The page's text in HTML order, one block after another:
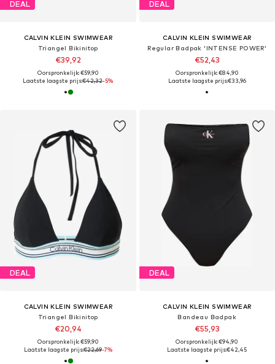
DEAL
CALVIN KLEIN SWIMWEAR
Triangel Bikinitop
€39,92
Oorspronkelijk: €59,90
Laatste laagste prijs:€42,32-5%
DEAL
CALVIN KLEIN SWIMWEAR
Regular Badpak 'INTENSE POWER'
€52,43
Oorspronkelijk: €84,90
Laatste laagste prijs:€33,96
DEAL
CALVIN KLEIN SWIMWEAR
Triangel Bikinitop
€20,94
Oorspronkelijk: €59,90
Laatste laagste prijs:€22,69-7%
DEAL
CALVIN KLEIN SWIMWEAR
Bandeau Badpak
€55,93
Oorspronkelijk: €94,90
Laatste laagste prijs:€42,45